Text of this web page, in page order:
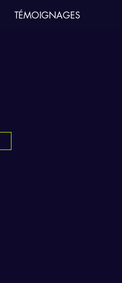
TÉMOIGNAGES